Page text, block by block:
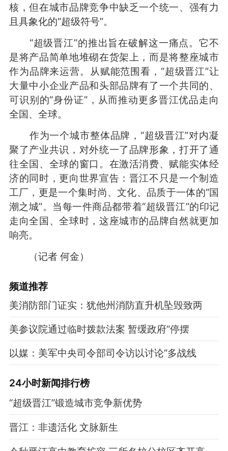
核，但在城市品牌竞争中缺乏一个统一、强有力
且具象化的“超级符号”。
“超级晋江”的推出旨在破解这一痛点。它不
是将产品简单地堆砌在货架上，而是将整座城市
作为品牌来运营。从赋能范围看，“超级晋江”让
大量中小企业产品和头部品牌有了一个共同的、
可识别的“身份证”，从而推动更多晋江优品走向
全国、全球。
作为一个城市整体品牌，“超级晋江”对内凝
聚了产业共识，对外统一了品牌形象，打开了通
往全国、全球的窗口。在激活消费、赋能实体经
济的同时，更向世界宣告：晋江不只是一个制造
工厂，更是一个集时尚、文化、品质于一体的“国
潮之城”。当每一件商品都带着“超级晋江”的印记
走向全国、全球时，这座城市的品牌自然就更加
响亮。
（记者 何金）
频道推荐
美消防部门证实：犹他州消防直升机坠毁致两
美参议院通过临时拨款法案 暂缓政府“停摆
以媒：美军中央司令部司令访以讨论“多战线
24小时新闻排行榜
“超级晋江”锻造城市竞争新优势
晋江：非遗活化 文脉新生